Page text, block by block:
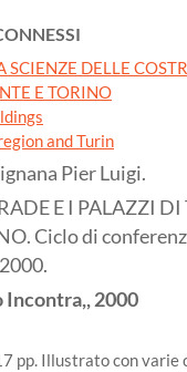
SCIENZE DELLE
E TORINO
and Turin
Pier Luigi.
E I PALAZZI
Ciclo di
Incontra,,2000
pp. Illustrato con varie